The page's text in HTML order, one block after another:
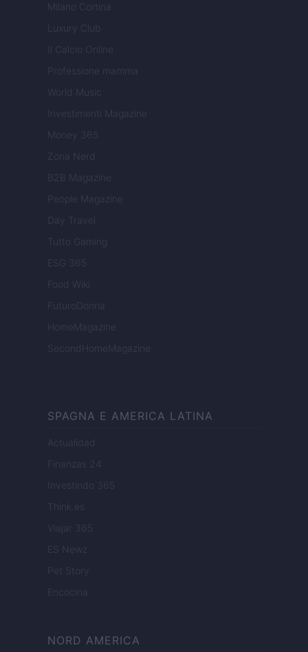
Milano Cortina
Luxury Club
Il Calcio Online
Professione mamma
World Music
Investimenti Magazine
Money 365
Zona Nerd
B2B Magazine
People Magazine
Day Travel
Tutto Gaming
ESG 365
Food Wiki
FuturoDonna
HomeMagazine
SecondHomeMagazine
SPAGNA E AMERICA LATINA
Actualidad
Finanzas 24
Investindo 365
Think.es
Viajar 365
ES Newz
Pet Story
Encocina
NORD AMERICA